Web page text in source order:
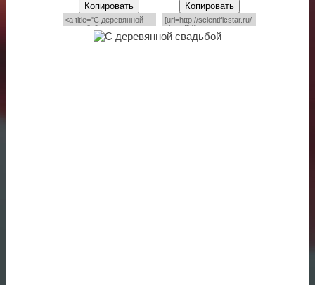
Копировать Копировать